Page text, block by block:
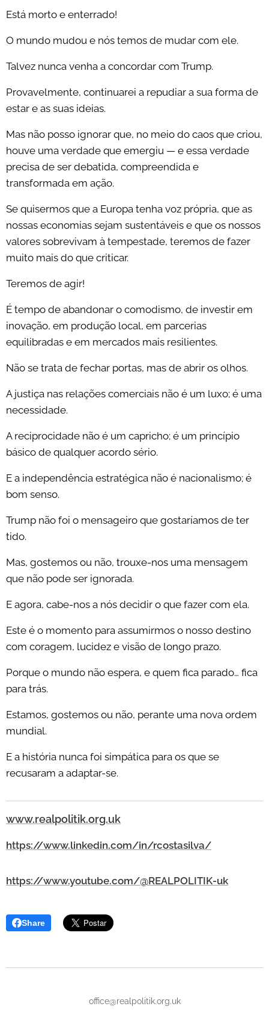
Está morto e enterrado!
O mundo mudou e nós temos de mudar com ele.
Talvez nunca venha a concordar com Trump.
Provavelmente, continuarei a repudiar a sua forma de
estar e as suas ideias.
Mas não posso ignorar que, no meio do caos que criou,
houve uma verdade que emergiu — e essa verdade
precisa de ser debatida, compreendida e
transformada em ação.
Se quisermos que a Europa tenha voz própria, que as
nossas economias sejam sustentáveis e que os nossos
valores sobrevivam à tempestade, teremos de fazer
muito mais do que criticar.
Teremos de agir!
É tempo de abandonar o comodismo, de investir em
inovação, em produção local, em parcerias
equilibradas e em mercados mais resilientes.
Não se trata de fechar portas, mas de abrir os olhos.
A justiça nas relações comerciais não é um luxo; é uma
necessidade.
A reciprocidade não é um capricho; é um princípio
básico de qualquer acordo sério.
E a independência estratégica não é nacionalismo; é
bom senso.
Trump não foi o mensageiro que gostaríamos de ter
tido.
Mas, gostemos ou não, trouxe-nos uma mensagem
que não pode ser ignorada.
E agora, cabe-nos a nós decidir o que fazer com ela.
Este é o momento para assumirmos o nosso destino
com coragem, lucidez e visão de longo prazo.
Porque o mundo não espera, e quem fica parado… fica
para trás.
Estamos, gostemos ou não, perante uma nova ordem
mundial.
E a história nunca foi simpática para os que se
recusaram a adaptar-se.
www.realpolitik.org.uk
https://www.linkedin.com/in/rcostasilva/
https://www.youtube.com/@REALPOLITIK-uk
Share
office@realpolitik.org.uk